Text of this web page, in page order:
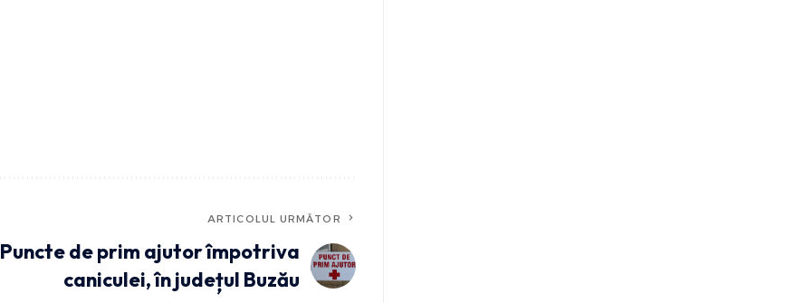
ARTICOLUL URMĂTOR
Puncte de prim ajutor împotriva
caniculei, în județul Buzău